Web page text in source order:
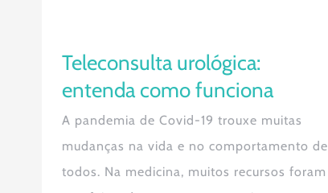
Teleconsulta urológica:
entenda como funciona
A pandemia de Covid-19 trouxe muitas
mudanças na vida e no comportamento de
todos. Na medicina, muitos recursos foram